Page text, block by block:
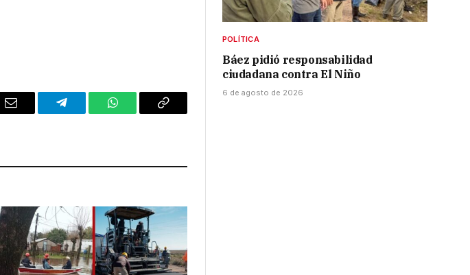
Email Telegram WhatsAppCopy
POLÍTICA
Báez pidió responsabilidad
ciudadana contra El Niño
6 de agosto de 2026